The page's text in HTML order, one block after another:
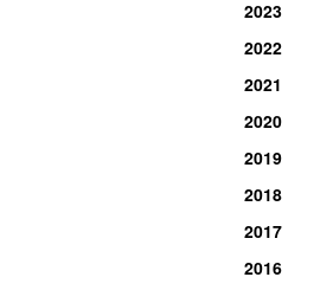
2023
2022
2021
2020
2019
2018
2017
2016